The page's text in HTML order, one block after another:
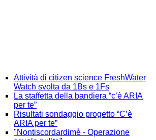
Attività di citizen science FreshWater
Watch svolta da 1Bs e 1Fs
La staffetta della bandiera “c’è ARIA
per te”
Risultati sondaggio progetto “C’è
ARIA per te”
"Nontiscordardimè - Operazione